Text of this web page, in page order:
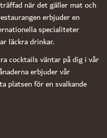
när det gäller mat och
erbjuder en
specialiteter
läckra drinkar.
cocktails väntar på dig i vår
erbjuder vår
platsen för en svalkande